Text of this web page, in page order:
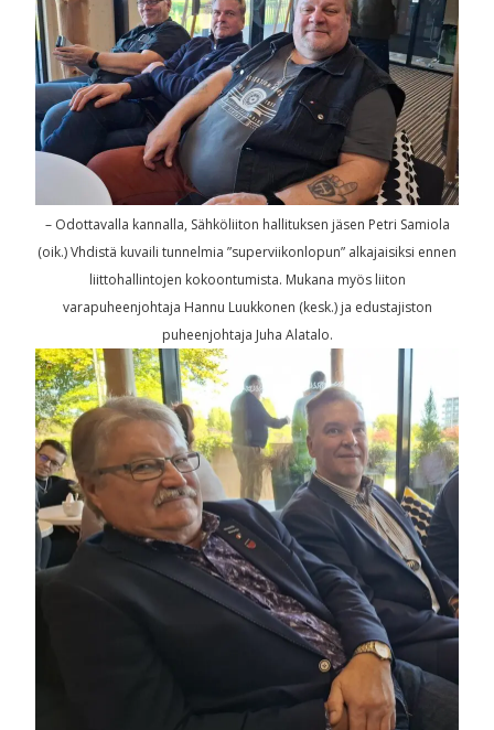
– Odottavalla kannalla, Sähköliiton hallituksen jäsen Petri Samiola
(oik.) Vhdistä kuvaili tunnelmia ”superviikonlopun” alkajaisiksi ennen
liittohallintojen kokoontumista. Mukana myös liiton
varapuheenjohtaja Hannu Luukkonen (kesk.) ja edustajiston
puheenjohtaja Juha Alatalo.